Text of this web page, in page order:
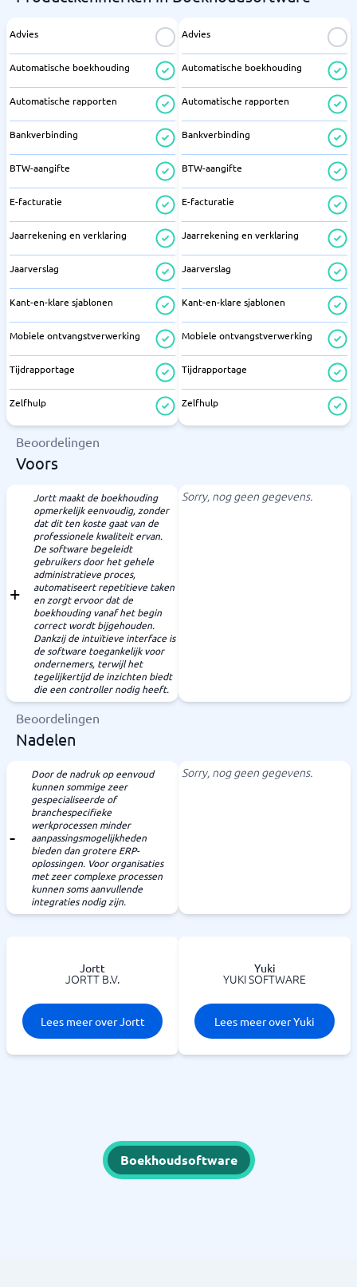
Advies
Automatische boekhouding
Automatische rapporten
Bankverbinding
BTW-aangifte
E-facturatie
Jaarrekening en verklaring
Jaarverslag
Kant-en-klare sjablonen
Mobiele ontvangstverwerking
Tijdrapportage
Zelfhulp
Advies
Automatische boekhouding
Automatische rapporten
Bankverbinding
BTW-aangifte
E-facturatie
Jaarrekening en verklaring
Jaarverslag
Kant-en-klare sjablonen
Mobiele ontvangstverwerking
Tijdrapportage
Zelfhulp
Beoordelingen
Voors
Jortt maakt de boekhouding
opmerkelijk eenvoudig, zonder
dat dit ten koste gaat van de
professionele kwaliteit ervan.
De software begeleidt
gebruikers door het gehele
administratieve proces,
automatiseert repetitieve taken
en zorgt ervoor dat de
boekhouding vanaf het begin
correct wordt bijgehouden.
Dankzij de intuïtieve interface is
de software toegankelijk voor
ondernemers, terwijl het
tegelijkertijd de inzichten biedt
die een controller nodig heeft.
Sorry, nog geen gegevens.
Beoordelingen
Nadelen
Door de nadruk op eenvoud
kunnen sommige zeer
gespecialiseerde of
branchespecifieke
werkprocessen minder
aanpassingsmogelijkheden
bieden dan grotere ERP-
oplossingen. Voor organisaties
met zeer complexe processen
kunnen soms aanvullende
integraties nodig zijn.
Sorry, nog geen gegevens.
Jortt
JORTT B.V.
Lees meer over Jortt
Yuki
YUKI SOFTWARE
Lees meer over Yuki
Boekhoudsoftware